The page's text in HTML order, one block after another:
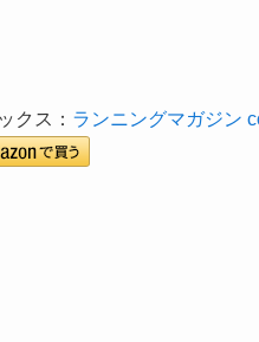
クス： ランニングマガジン